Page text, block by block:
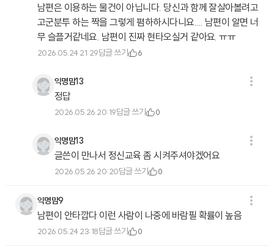
남편은 이용하는 물건이 아닙니다. 당신과 함께 잘살아볼려고
고군분투 하는 짝을 그렇게 폄하하시다니요.... 남편이 알면 너
무 슬플거같네요. 남편이 진짜 현타오실거 같아요. ㅠㅠ
2026.05.24 21:29답글 쓰기 6
익명맘13
정답
2026.05.26 20:19답글 쓰기 0
익명맘13
글쓴이 만나서 정신교육 좀 시켜주셔야겠어요
2026.05.26 20:20답글 쓰기 0
익명맘9
남편이 안타깝다 이런 사람이 나중에 바람필 확률이 높음
2026.05.24 23:18답글 쓰기 0